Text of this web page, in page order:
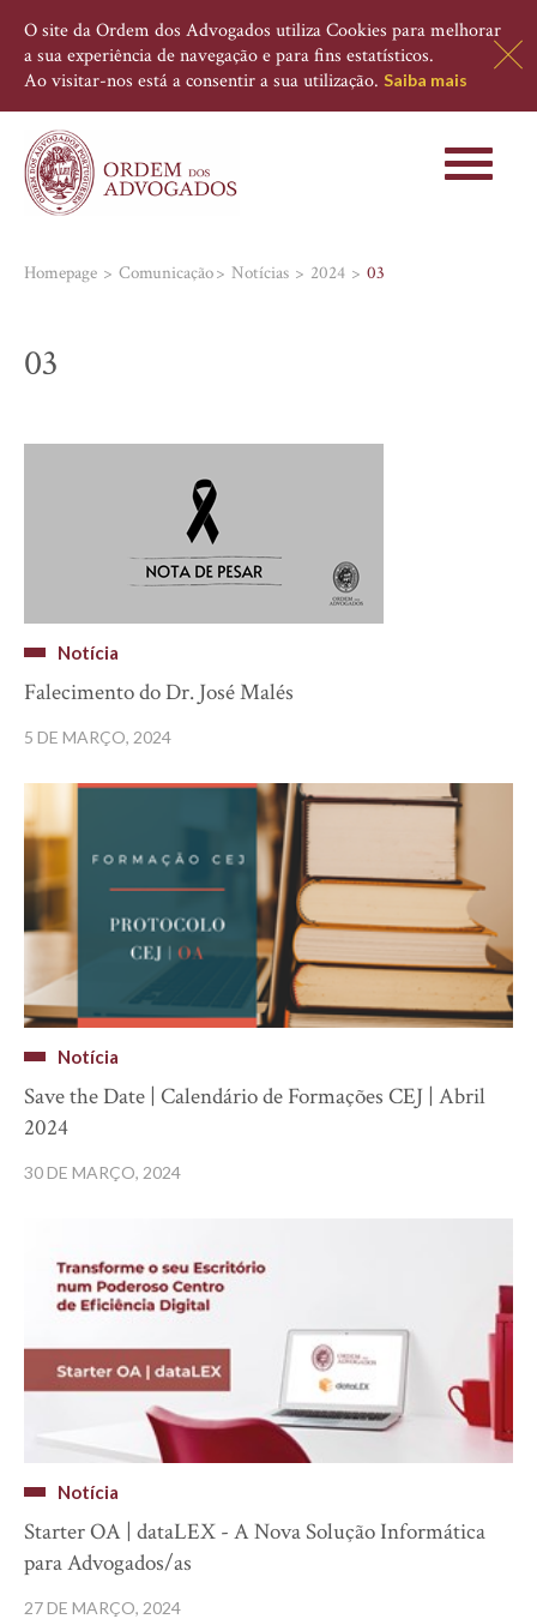
O site da Ordem dos Advogados utiliza Cookies para melhorar
a sua experiência de navegação e para fins estatísticos.
Ao visitar-nos está a consentir a sua utilização. Saiba mais
Toggle
Homepage Comunicação Notícias 2024 03
03
Notícia
Falecimento do Dr. José Malés
5 DE MARÇO, 2024
Notícia
Save the Date | Calendário de Formações CEJ | Abril
2024
30 DE MARÇO, 2024
Notícia
Starter OA | dataLEX - A Nova Solução Informática
para Advogados/as
27 DE MARÇO, 2024